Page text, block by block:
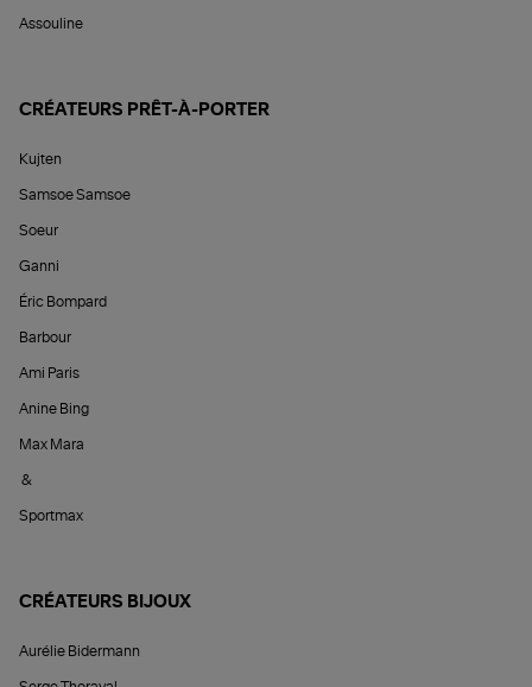
Assouline
CRÉATEURS PRÊT-À-PORTER
Kujten
Samsoe Samsoe
Soeur
Ganni
Éric Bompard
Barbour
Ami Paris
Anine Bing
Max Mara
&
Sportmax
CRÉATEURS BIJOUX
Aurélie Bidermann